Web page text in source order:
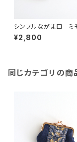
シンプルながま口 ミ
ーフ花柄 オフホワイト
ク
¥2,800
同じカテゴリの商